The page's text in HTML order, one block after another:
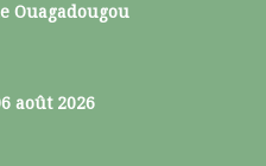
Ouagadougou
août 2026